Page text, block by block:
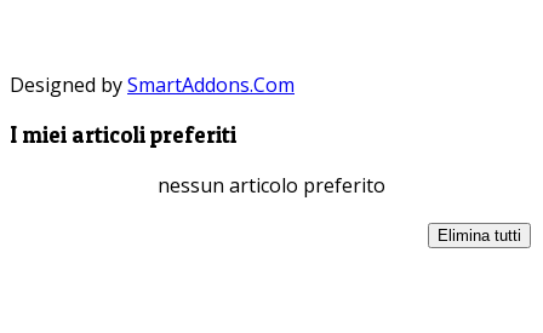
Designed bySmartAddons.Com
I miei articoli preferiti
nessun articolo preferito